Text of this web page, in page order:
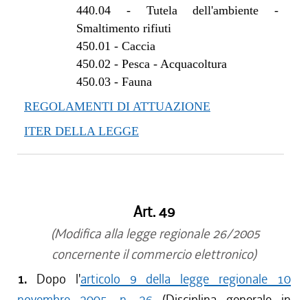
440.04- Tutela dell'ambiente -
Smaltimento rifiuti
450.01 - Caccia
450.02 - Pesca - Acquacoltura
450.03- Fauna
REGOLAMENTI DI ATTUAZIONE
ITER DELLA LEGGE
Art. 49
(Modifica alla legge regionale 26/2005
concernente il commercio elettronico)
1. Dopo l'articolo 9 della legge regionale 10